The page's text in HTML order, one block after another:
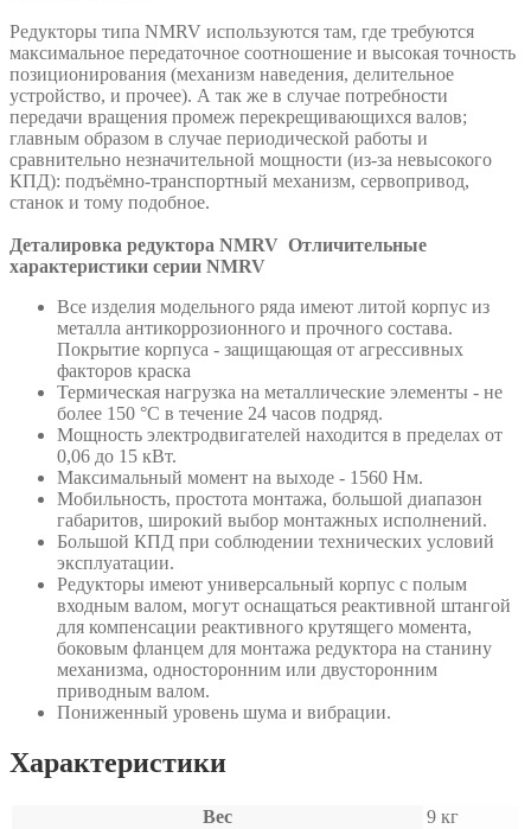
Редукторы типа NMRV используются там, где требуются
максимальное передаточное соотношение и высокая точность
позиционирования (механизм наведения, делительное
устройство, и прочее). А так же в случае потребности
передачи вращения промеж перекрещивающихся валов;
главным образом в случае периодической работы и
сравнительно незначительной мощности (из-за невысокого
КПД): подъёмно-транспортный механизм, сервопривод,
станок и тому подобное.
Деталировка редуктора NMRV Отличительные
характеристики серии NMRV
Все изделия модельного ряда имеют литой корпус из
металла антикоррозионного и прочного состава.
Покрытие корпуса - защищающая от агрессивных
факторов краска
Термическая нагрузка на металлические элементы - не
более 150 °C в течение 24 часов подряд.
Мощность электродвигателей находится в пределах от
0,06 до 15 кВт.
Максимальный момент на выходе - 1560 Нм.
Мобильность, простота монтажа, большой диапазон
габаритов, широкий выбор монтажных исполнений.
Большой КПД при соблюдении технических условий
эксплуатации.
Редукторы имеют универсальный корпус с полым
входным валом, могут оснащаться реактивной штангой
для компенсации реактивного крутящего момента,
боковым фланцем для монтажа редуктора на станину
механизма, односторонним или двусторонним
приводным валом.
Пониженный уровень шума и вибрации.
Характеристики
Вес 9 кг